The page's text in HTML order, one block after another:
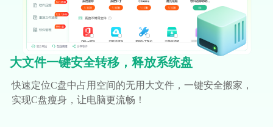
大文件一键安全转移，释放系统盘
快速定位C盘中占用空间的无用大文件，一键安全搬家，
实现C盘瘦身，让电脑更流畅！